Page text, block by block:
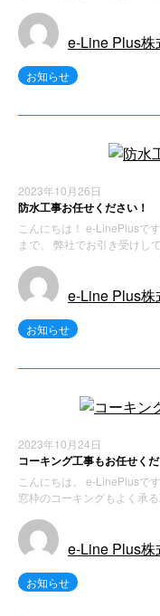
e-Line Plus
お知らせ
2023年10月26日
防水工事お任せください！
こんにちは！ e-LinePlusで
まで、 弊社でお引き受けして
e-Line Plus
お知らせ
2023年10月24日
コーキング工事もお任せくだ
こんにちは。 e-LinePlusで
窓枠のコーキングもよく承
e-Line Plus
お知らせ